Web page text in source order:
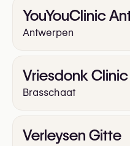
YouYouClinic
Antwerpen
Vriesdonk Clinic
Brasschaat
Verleysen Gitte